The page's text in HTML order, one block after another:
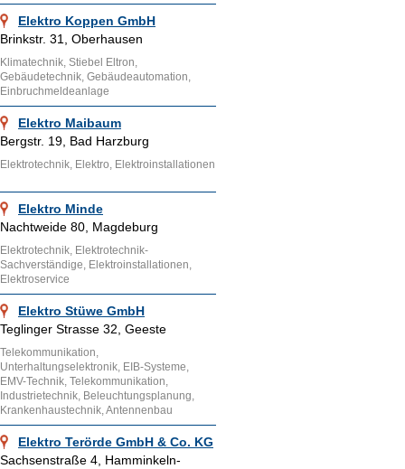
Elektro Koppen GmbH
Brinkstr. 31, Oberhausen
Klimatechnik, Stiebel Eltron,
Gebäudetechnik, Gebäudeautomation,
Einbruchmeldeanlage
Elektro Maibaum
Bergstr. 19, Bad Harzburg
Elektrotechnik, Elektro, Elektroinstallationen
Elektro Minde
Nachtweide 80, Magdeburg
Elektrotechnik, Elektrotechnik-
Sachverständige, Elektroinstallationen,
Elektroservice
Elektro Stüwe GmbH
Teglinger Strasse 32, Geeste
Telekommunikation,
Unterhaltungselektronik, EIB-Systeme,
EMV-Technik, Telekommunikation,
Industrietechnik, Beleuchtungsplanung,
Krankenhaustechnik, Antennenbau
Elektro Terörde GmbH & Co. KG
Sachsenstraße 4, Hamminkeln-